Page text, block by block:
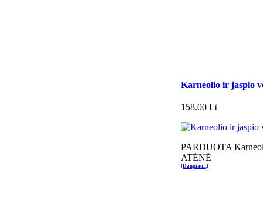
Karneolio ir jaspio
158.00 Lt
PARDUOTA
ATĖNĖ
[Daugiau...]